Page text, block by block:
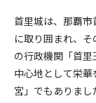
首里城は、那覇
に取り囲まれ、
の行政機関「首
中心地として栄
宮」でもありまし